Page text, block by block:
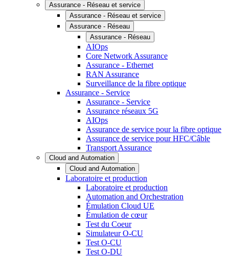
Assurance - Réseau et service
Assurance - Réseau et service
Assurance - Réseau
Assurance - Réseau
AIOps
Core Network Assurance
Assurance - Ethernet
RAN Assurance
Surveillance de la fibre optique
Assurance - Service
Assurance - Service
Assurance réseaux 5G
AIOps
Assurance de service pour la fibre optique
Assurance de service pour HFC/Câble
Transport Assurance
Cloud and Automation
Cloud and Automation
Laboratoire et production
Laboratoire et production
Automation and Orchestration
Émulation Cloud UE
Émulation de cœur
Test du Coeur
Simulateur O-CU
Test O-CU
Test O-DU